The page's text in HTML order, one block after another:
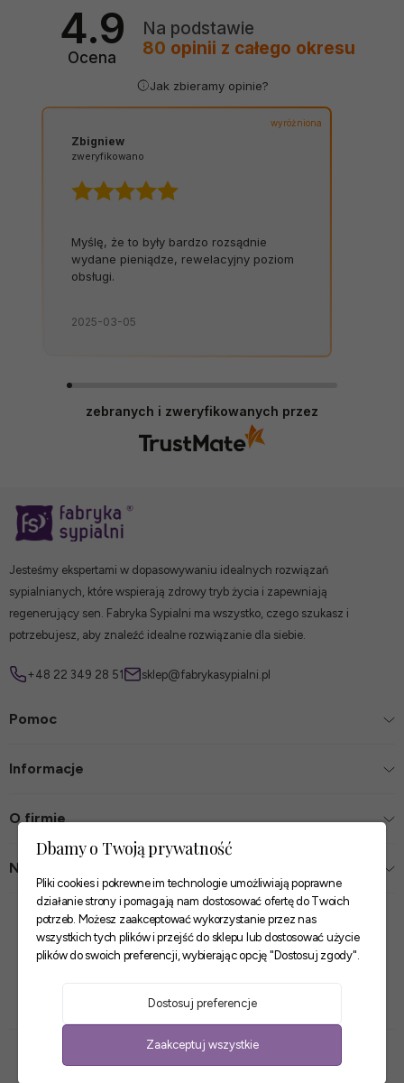
4.9
Ocena
Na podstawie
80 opinii z całego okresu
Jak zbieramy opinie?
wyróżniona
Zbigniew
zweryfikowano
Myślę, że to były bardzo rozsądnie
wydane pieniądze, rewelacyjny poziom
obsługi.
2025-03-05
zebranych i zweryfikowanych przez
Jesteśmy ekspertami w dopasowywaniu idealnych rozwiązań
sypialnianych, które wspierają zdrowy tryb życia i zapewniają
regenerujący sen. Fabryka Sypialni ma wszystko, czego szukasz i
potrzebujesz, aby znaleźć idealne rozwiązanie dla siebie.
+48 22 349 28 51 sklep@fabrykasypialni.pl
Pomoc
Informacje
O firmie
Nasze sklepy
Zaufane płatności
Dbamy o Twoją prywatność
Pliki cookies i pokrewne im technologie umożliwiają poprawne
działanie strony i pomagają nam dostosować ofertę do Twoich
potrzeb. Możesz zaakceptować wykorzystanie przez nas
wszystkich tych plików i przejść do sklepu lub dostosować użycie
plików do swoich preferencji, wybierając opcję "Dostosuj zgody".
Dostosuj preferencje
Zaakceptuj wszystkie